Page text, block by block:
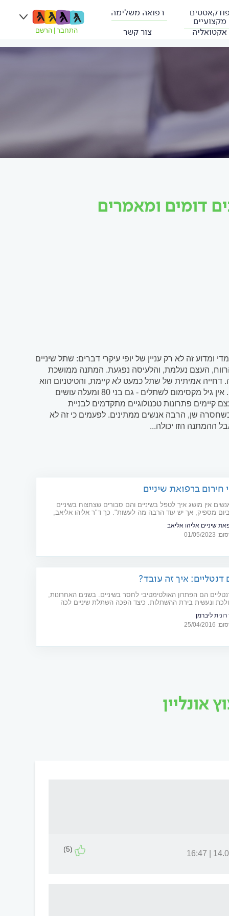
מקצועיים
רפואה משלימה
אקטואליה
צור קשר התחבר הרשם
דומים ומאמרים
זה לא רק עניין של יופי עיקרי דברים: שתל שיניים
הרווח, העצם נעלמת, והלעיסה נפגעת. המתנה ממושכת
95% מהשתלים נקלטים בהצלחה. דחייה אמיתית של שתל כמעט לא קיימת, והטיטניום הוא
חומר שהגוף מקבל באופן טבעי. השתל יכול להחזיק עשרות שנים בתחזוקה נכונה. אין גיל מקסימום לשתלים - גם בני 80 ומעלה עושים
פתרונות טכנולוגיים מתקדמים לבניית
שן, הרבה אנשים ממתינים. לפעמים כי זה לא
ההמתנה הזו יכולה...
חירום ברפואת שיניים
אין מושג איך לטפל בשיניים והם סבורים שצחצוח בשיניים
מספיק, אך יש עוד הרבה מה לעשות". כך ד"ר אליהו אליאב,
שיניים אליהו אליאב
2023
איך זה עובד?
הם הפתרון האולטימטיבי לחסר בשיניים. בשנים האחרונות,
ונעשית בירת ההשתלות. כיצד הפכה השתלת שיניים לכה
ליברמן
2016
אונליין
(5)